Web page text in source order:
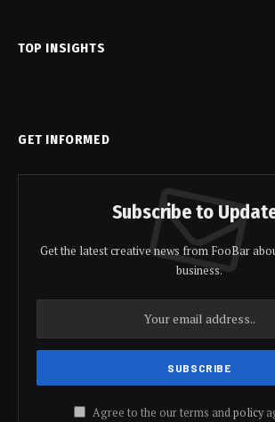
TOP INSIGHTS
GET INFORMED
Subscribe to
Get the latest creative news from FooBar
business.
Agree to the our terms andpolicy